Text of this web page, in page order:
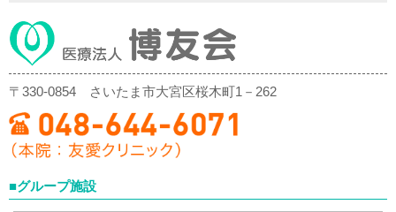
〒330-0854 さいたま市大宮区桜木町1－262
■グループ施設